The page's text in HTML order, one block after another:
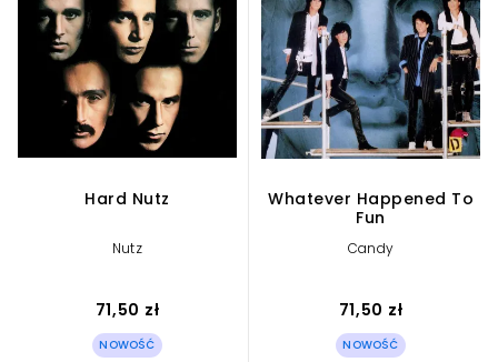
Hard Nutz
Nutz
71,50 zł
NOWOŚĆ
Whatever Happened To
Fun
Candy
71,50 zł
NOWOŚĆ